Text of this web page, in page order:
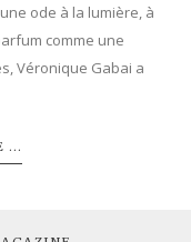
ode à la lumière, à
comme une
Véronique Gabai a
...